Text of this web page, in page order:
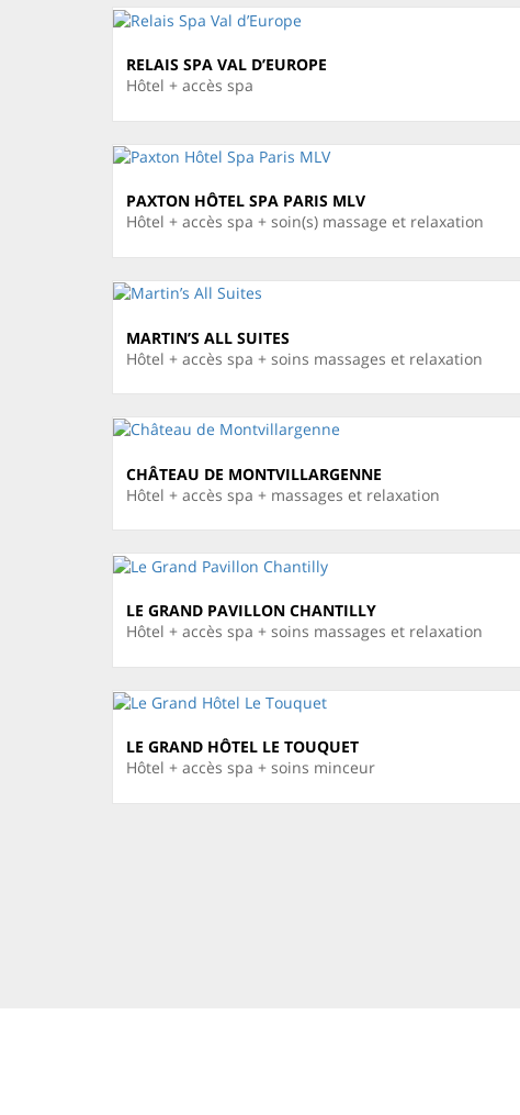
RELAIS SPA VAL D’EUROPE
Hôtel + accès spa
PAXTON HÔTEL SPA PARIS MLV
Hôtel + accès spa + soin(s) massage et relaxation
MARTIN’S ALL SUITES
Hôtel + accès spa + soins massages et relaxation
CHÂTEAU DE MONTVILLARGENNE
Hôtel + accès spa + massages et relaxation
LE GRAND PAVILLON CHANTILLY
Hôtel + accès spa + soins massages et relaxation
LE GRAND HÔTEL LE TOUQUET
Hôtel + accès spa + soins minceur